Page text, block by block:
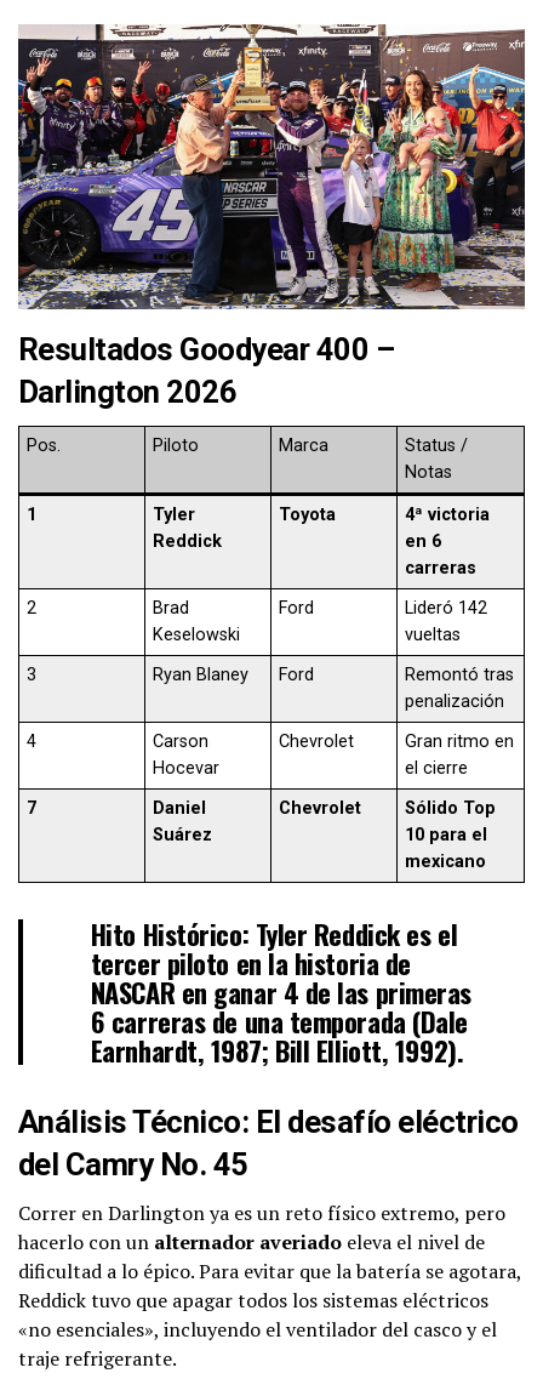
Resultados Goodyear 400 –
Darlington 2026
Pos. Piloto Marca
Status /
Notas
1
Tyler
Reddick
Toyota
4ª victoria
en 6
carreras
2
Brad
Keselowski
Ford
Lideró 142
vueltas
3
Ryan Blaney Ford
Remontó tras
penalización
4
Carson
Hocevar
Chevrolet
Gran ritmo en
el cierre
7
Daniel
Suárez
Chevrolet
Sólido Top
10 para el
mexicano
Hito Histórico: Tyler Reddick es el
tercer piloto en la historia de
NASCAR en ganar 4 de las primeras
6 carreras de una temporada (Dale
Earnhardt, 1987; Bill Elliott, 1992).
Análisis Técnico: El desafío eléctrico
del Camry No. 45
Correr en Darlington ya es un reto físico extremo, pero
hacerlo con un alternador averiado eleva el nivel de
dificultad a lo épico. Para evitar que la batería se agotara,
Reddick tuvo que apagar todos los sistemas eléctricos
«no esenciales», incluyendo el ventilador del casco y el
traje refrigerante.